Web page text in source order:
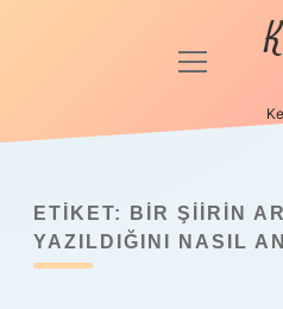
Anasayfa
Politikası
Yasal Uyarı
menüyü
ETIKET:
BIR ŞIIRIN
YAZILDIĞINI NASIL